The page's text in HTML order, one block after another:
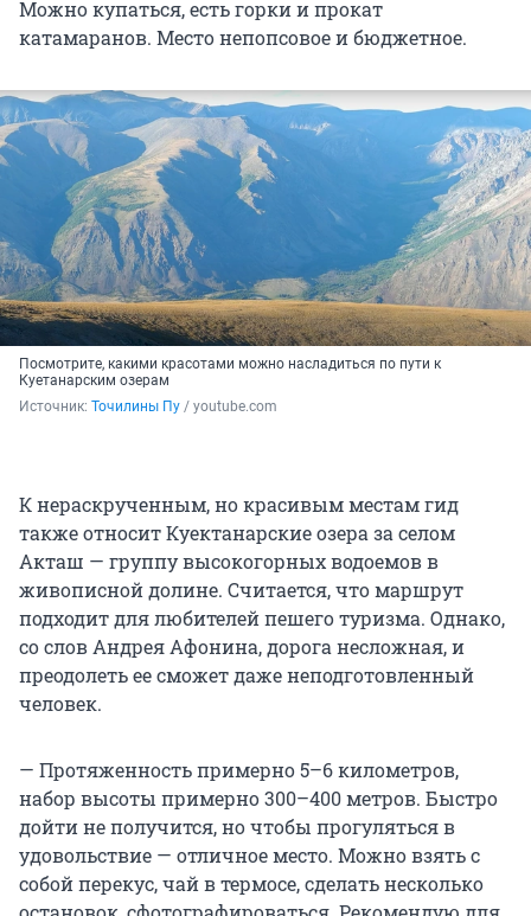
Можно купаться, есть горки и прокат
катамаранов. Место непопсовое и бюджетное.
Посмотрите, какими красотами можно насладиться по пути к
Куетанарским озерам
Источник: Точилины Пу / youtube.com
К нераскрученным, но красивым местам гид
также относит Куектанарские озера за селом
Акташ — группу высокогорных водоемов в
живописной долине. Считается, что маршрут
подходит для любителей пешего туризма. Однако,
со слов Андрея Афонина, дорога несложная, и
преодолеть ее сможет даже неподготовленный
человек.
— Протяженность примерно 5–6 километров,
набор высоты примерно 300–400 метров. Быстро
дойти не получится, но чтобы прогуляться в
удовольствие — отличное место. Можно взять с
собой перекус, чай в термосе, сделать несколько